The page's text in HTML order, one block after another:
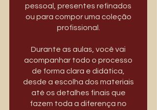
pessoal, presentes refinados
ou para compor uma coleção
profissional.
Durante as aulas, você vai
acompanhar todo o processo
de forma clara e didática,
desde a escolha dos materiais
até os detalhes finais que
fazem toda a diferença no